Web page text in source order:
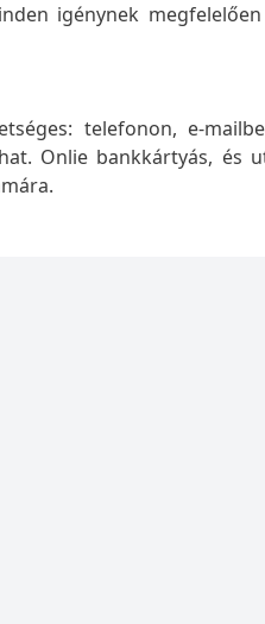
igénynek
telefonon, e-
Onlie bankkártyás, és